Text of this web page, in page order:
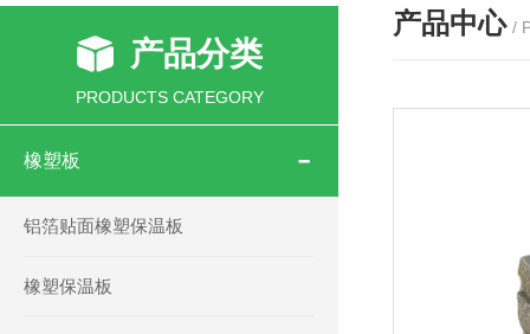
产品分类
PRODUCTS CATEGORY
橡塑板
铝箔贴面橡塑保温板
橡塑保温板
产品中心 /